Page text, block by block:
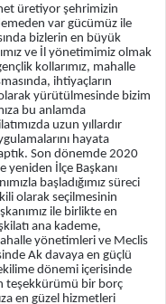
üretiyor şehrimizin
var gücümüz ile
bizlerin en büyük
ve İl yönetimimiz olmak
kollarımız, mahalle
ihtiyaçların
yürütülmesinde bizim
bu anlamda
uzun yıllardır
hayata
Son dönemde 2020
yeniden İlçe Başkanı
başladığımız süreci
olarak seçilmesinin
ile birlikte en
ana kademe,
yönetimleri ve Meclis
Ak davaya en güçlü
dönemi içerisinde
teşekkürümü bir borç
en güzel hizmetleri